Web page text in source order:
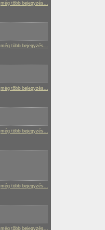
még több bejegyzés...
még több bejegyzés...
még több bejegyzés...
még több bejegyzés...
még több bejegyzés...
még több bejegyzés...